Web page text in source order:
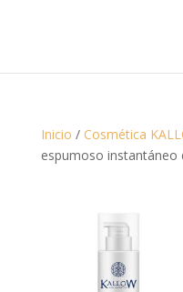
Inicio / Cosmética
espumoso instantáneo